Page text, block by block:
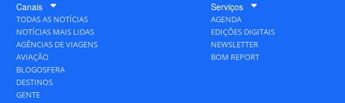
Canais
TODAS AS NOTÍCIAS
NOTÍCIAS MAIS LIDAS
AGÊNCIAS DE VIAGENS
AVIAÇÃO
BLOGOSFERA
DESTINOS
GENTE
Serviços
AGENDA
EDIÇÕES DIGITAIS
NEWSLETTER
BOM REPORT